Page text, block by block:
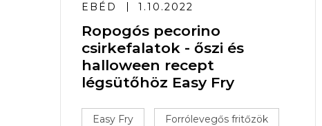
EBÉD 1.10.2022
Ropogós pecorino
csirkefalatok - őszi és
halloween recept
légsütőhöz Easy Fry
Easy Fry Forrólevegős fritőzök